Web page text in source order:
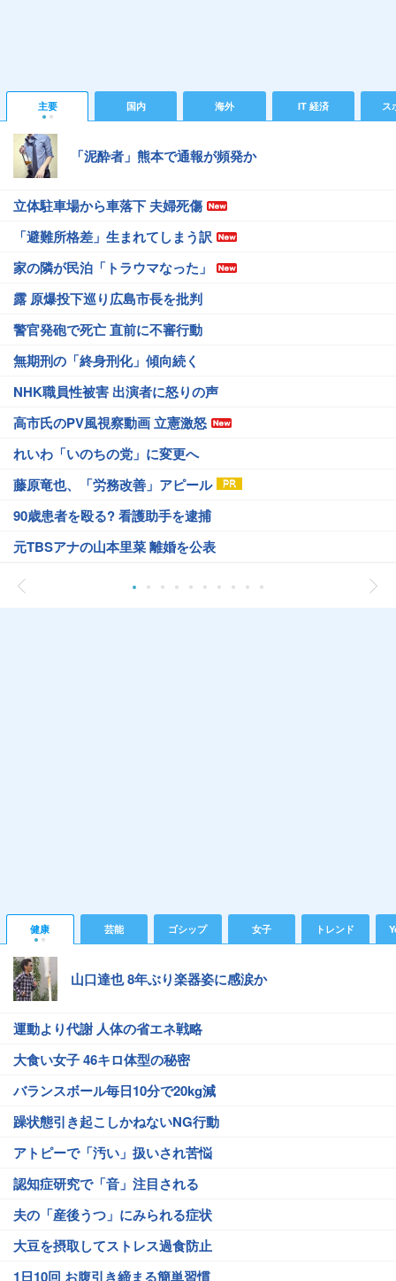
主要 国内 海外 IT 経済 ス
「泥酔者」熊本で通報が頻発か
立体駐車場から車落下 夫婦死傷
「避難所格差」生まれてしまう訳
家の隣が民泊「トラウマなった」
露 原爆投下巡り広島市長を批判
警官発砲で死亡 直前に不審行動
無期刑の「終身刑化」傾向続く
NHK職員性被害 出演者に怒りの声
高市氏のPV風視察動画 立憲激怒
れいわ「いのちの党」に変更へ
藤原竜也、「労務改善」アピール
90歳患者を殴る? 看護助手を逮捕
元TBSアナの山本里菜 離婚を公表
健康 芸能 ゴシップ 女子 トレンド
山口達也 8年ぶり楽器姿に感涙か
運動より代謝 人体の省エネ戦略
大食い女子 46キロ体型の秘密
バランスボール毎日10分で20kg減
躁状態引き起こしかねないNG行動
アトピーで「汚い」扱いされ苦悩
認知症研究で「音」注目される
夫の「産後うつ」にみられる症状
大豆を摂取してストレス過食防止
1日10回 お腹引き締まる簡単習慣